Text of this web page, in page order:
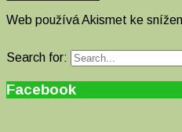
Web používá Akismet ke
Search for:
Facebook